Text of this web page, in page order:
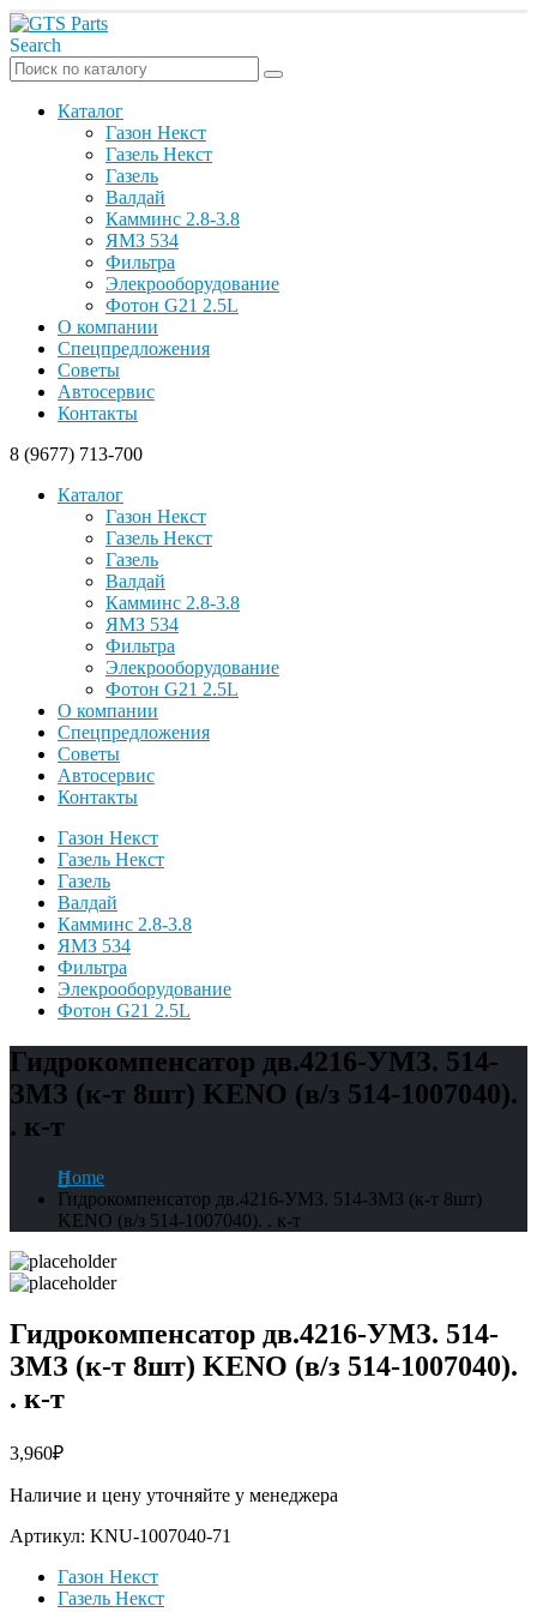
Search
Каталог
Газон Некст
Газель Некст
Газель
Валдай
Камминс 2.8-3.8
ЯМЗ 534
Фильтра
Элекрооборудование
Фотон G21 2.5L
О компании
Спецпредложения
Советы
Автосервис
Контакты
8 (9677) 713-700
Каталог
Газон Некст
Газель Некст
Газель
Валдай
Камминс 2.8-3.8
ЯМЗ 534
Фильтра
Элекрооборудование
Фотон G21 2.5L
О компании
Спецпредложения
Советы
Автосервис
Контакты
Газон Некст
Газель Некст
Газель
Валдай
Камминс 2.8-3.8
ЯМЗ 534
Фильтра
Элекрооборудование
Фотон G21 2.5L
Гидрокомпенсатор дв.4216-УМЗ. 514-
ЗМЗ (к-т 8шт) KENO (в/з 514-1007040).
. к-т
Home
Гидрокомпенсатор дв.4216-УМЗ. 514-ЗМЗ (к-т 8шт)
KENO (в/з 514-1007040). . к-т
Гидрокомпенсатор дв.4216-УМЗ. 514-
ЗМЗ (к-т 8шт) KENO (в/з 514-1007040).
. к-т
3,960₽
Наличие и цену уточняйте у менеджера
Артикул: KNU-1007040-71
Газон Некст
Газель Некст